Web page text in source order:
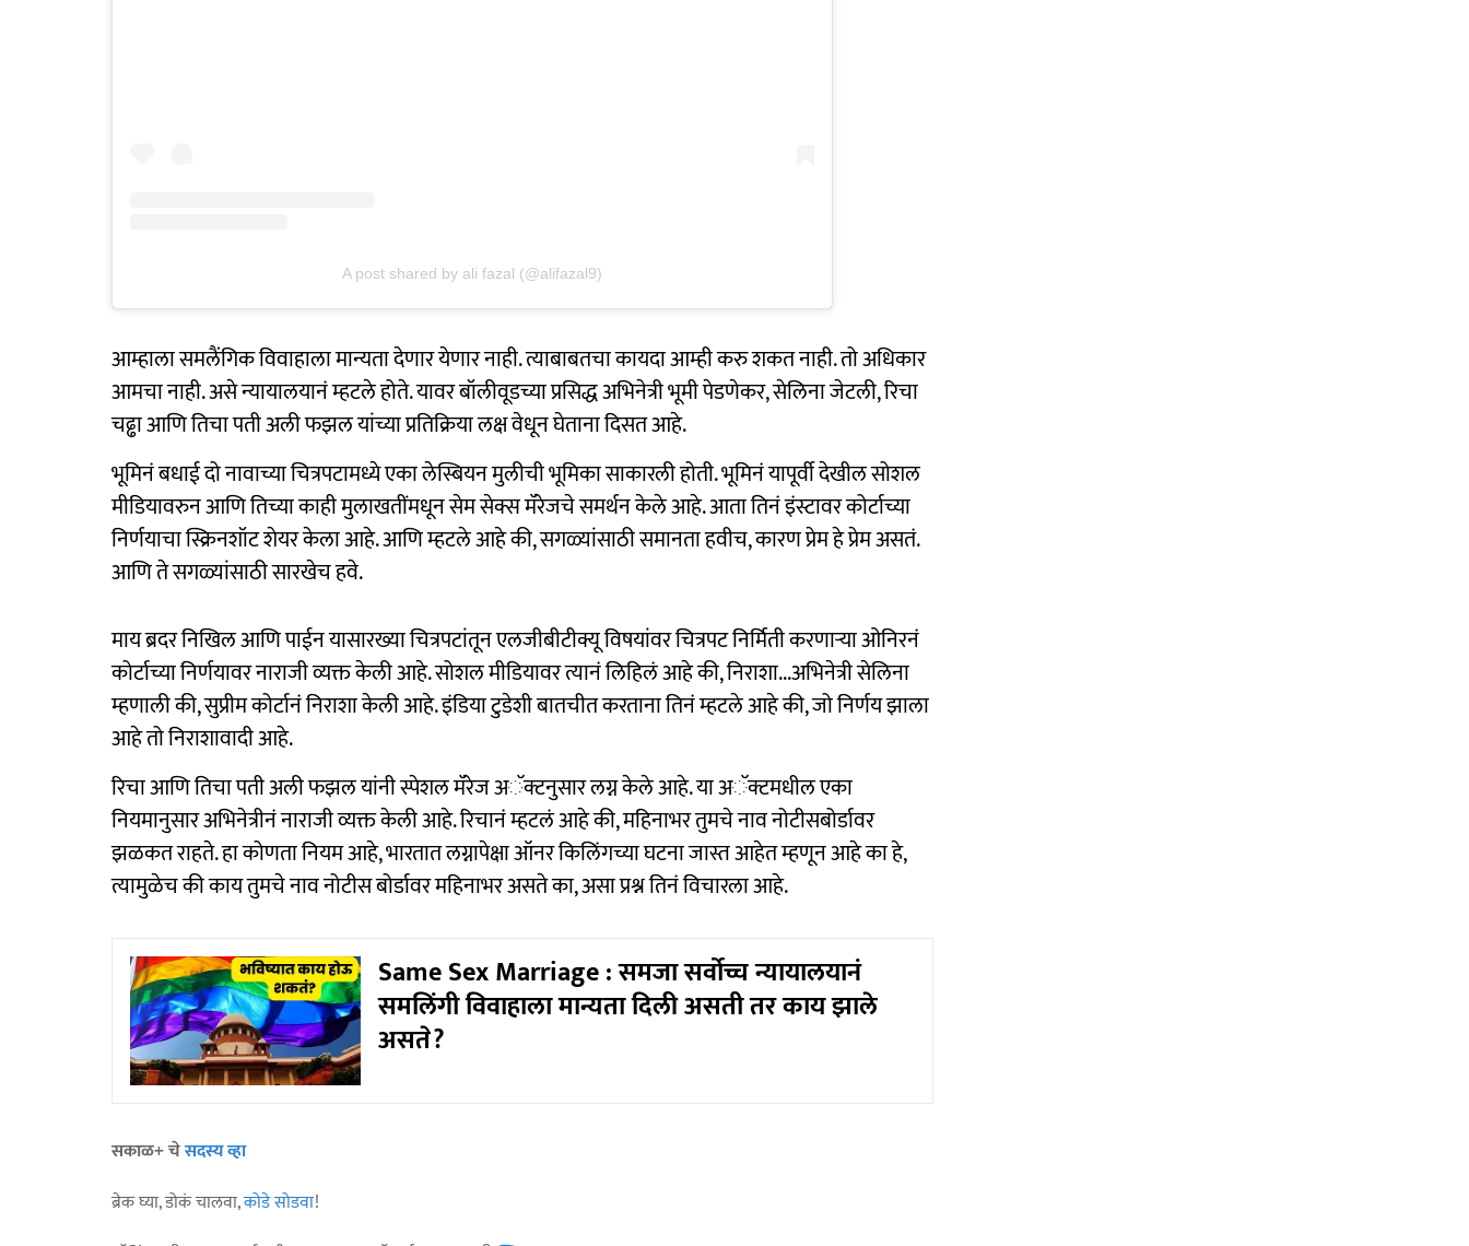
A post shared by ali fazal (@alifazal9)
आम्हाला समलैंगिक विवाहाला मान्यता देणार येणार नाही. त्याबाबतचा कायदा आम्ही करु शकत नाही. तो अधिकार
आमचा नाही. असे न्यायालयानं म्हटले होते. यावर बॉलीवूडच्या प्रसिद्ध अभिनेत्री भूमी पेडणेकर, सेलिना जेटली, रिचा
चढ्ढा आणि तिचा पती अली फझल यांच्या प्रतिक्रिया लक्ष वेधून घेताना दिसत आहे.
भूमिनं बधाई दो नावाच्या चित्रपटामध्ये एका लेस्बियन मुलीची भूमिका साकारली होती. भूमिनं यापूर्वी देखील सोशल
मीडियावरुन आणि तिच्या काही मुलाखतींमधून सेम सेक्स मॅरेजचे समर्थन केले आहे. आता तिनं इंस्टावर कोर्टाच्या
निर्णयाचा स्क्रिनशॉट शेयर केला आहे. आणि म्हटले आहे की, सगळ्यांसाठी समानता हवीच, कारण प्रेम हे प्रेम असतं.
आणि ते सगळ्यांसाठी सारखेच हवे.
माय ब्रदर निखिल आणि पाईन यासारख्या चित्रपटांतून एलजीबीटीक्यू विषयांवर चित्रपट निर्मिती करणाऱ्या ओनिरनं
कोर्टाच्या निर्णयावर नाराजी व्यक्त केली आहे. सोशल मीडियावर त्यानं लिहिलं आहे की, निराशा...अभिनेत्री सेलिना
म्हणाली की, सुप्रीम कोर्टानं निराशा केली आहे. इंडिया टुडेशी बातचीत करताना तिनं म्हटले आहे की, जो निर्णय झाला
आहे तो निराशावादी आहे.
रिचा आणि तिचा पती अली फझल यांनी स्पेशल मॅरेज अॅक्टनुसार लग्न केले आहे. या अॅक्टमधील एका
नियमानुसार अभिनेत्रीनं नाराजी व्यक्त केली आहे. रिचानं म्हटलं आहे की, महिनाभर तुमचे नाव नोटीसबोर्डावर
झळकत राहते. हा कोणता नियम आहे, भारतात लग्नापेक्षा ऑनर किलिंगच्या घटना जास्त आहेत म्हणून आहे का हे,
त्यामुळेच की काय तुमचे नाव नोटीस बोर्डावर महिनाभर असते का, असा प्रश्न तिनं विचारला आहे.
Same Sex Marriage : समजा सर्वोच्च न्यायालयानं
समलिंगी विवाहाला मान्यता दिली असती तर काय झाले
असते?
सकाळ+ चेसदस्य व्हा
ब्रेक घ्या, डोकं चालवा,कोडे सोडवा!